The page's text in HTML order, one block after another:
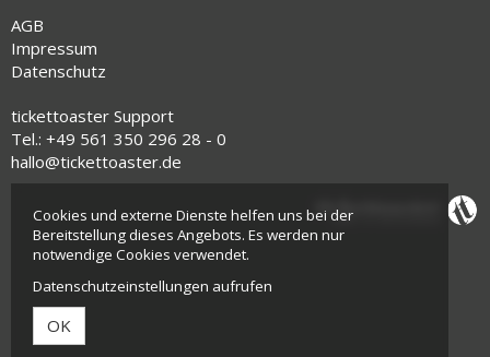
AGB
Impressum
Datenschutz
tickettoaster Support
Tel.: +49 561 350 296 28 - 0
hallo@tickettoaster.de
Cookies und externe Dienste helfen uns bei der
Bereitstellung dieses Angebots. Es werden nur
notwendige Cookies verwendet.
Datenschutzeinstellungen aufrufen
OK